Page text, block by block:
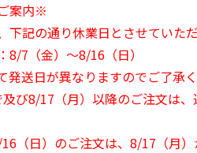
案内※
下記の通り休業日とさせていただ
8/7（金）～8/16（日）
発送日が異なりますのでご了承く
及び8/17（月）以降のご注文は
（日）のご注文は、8/17（月